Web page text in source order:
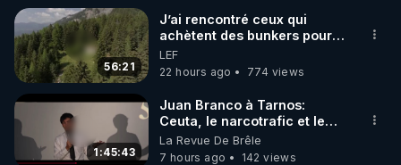
56:21
J’ai rencontré ceux qui
achètent des bunkers pour
survivre à la fin du monde
LEF
22 hours ago
774 views
1:45:43
Juan Branco à Tarnos:
Ceuta, le narcotrafic et le
pouvoir en France
La Revue De Brêle
7 hours ago
142 views